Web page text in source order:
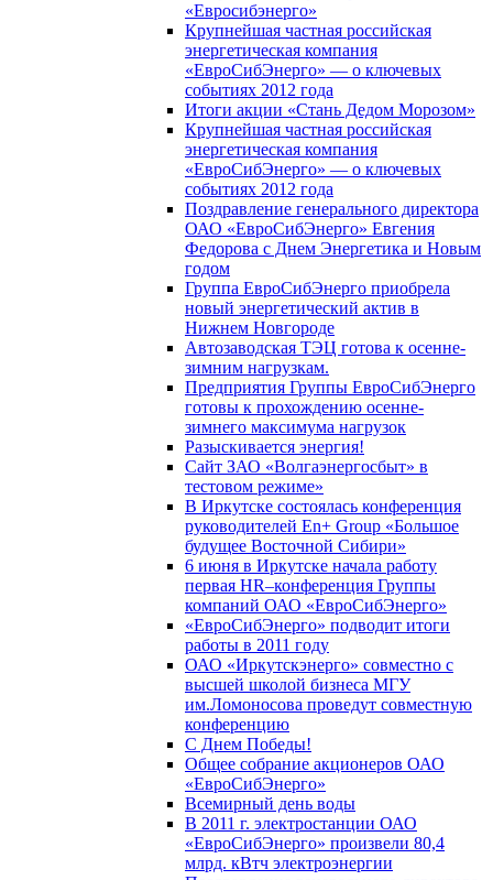
«Евросибэнерго»
Крупнейшая частная российская
энергетическая компания
«ЕвроСибЭнерго» — о ключевых
событиях 2012 года
Итоги акции «Стань Дедом Морозом»
Крупнейшая частная российская
энергетическая компания
«ЕвроСибЭнерго» — о ключевых
событиях 2012 года
Поздравление генерального директора
ОАО «ЕвроСибЭнерго» Евгения
Федорова с Днем Энергетика и Новым
годом
Группа ЕвроСибЭнерго приобрела
новый энергетический актив в
Нижнем Новгороде
Автозаводская ТЭЦ готова к осенне-
зимним нагрузкам.
Предприятия Группы ЕвроСибЭнерго
готовы к прохождению осенне-
зимнего максимума нагрузок
Разыскивается энергия!
Сайт ЗАО «Волгаэнергосбыт» в
тестовом режиме»
В Иркутске состоялась конференция
руководителей En+ Group «Большое
будущее Восточной Сибири»
6 июня в Иркутске начала работу
первая HR–конференция Группы
компаний ОАО «ЕвроСибЭнерго»
«ЕвроСибЭнерго» подводит итоги
работы в 2011 году
ОАО «Иркутскэнерго» совместно с
высшей школой бизнеса МГУ
им.Ломоносова проведут совместную
конференцию
С Днем Победы!
Общее собрание акционеров ОАО
«ЕвроСибЭнерго»
Всемирный день воды
В 2011 г. электростанции ОАО
«ЕвроСибЭнерго» произвели 80,4
млрд. кВтч электроэнергии